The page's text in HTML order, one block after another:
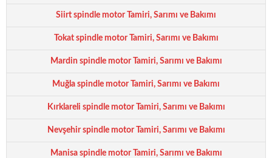
Siirt spindle motor Tamiri, Sarımı ve Bakımı
Tokat spindle motor Tamiri, Sarımı ve Bakımı
Mardin spindle motor Tamiri, Sarımı ve Bakımı
Muğla spindle motor Tamiri, Sarımı ve Bakımı
Kırklareli spindle motor Tamiri, Sarımı ve Bakımı
Nevşehir spindle motor Tamiri, Sarımı ve Bakımı
Manisa spindle motor Tamiri, Sarımı ve Bakımı